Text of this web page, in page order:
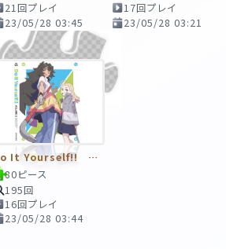
21回プレイ
23/05/28 03:45
17回プレイ
23/05/28 03:21
Do It Yourself!! 円盤2巻
80ピース
195回
16回プレイ
23/05/28 03:44